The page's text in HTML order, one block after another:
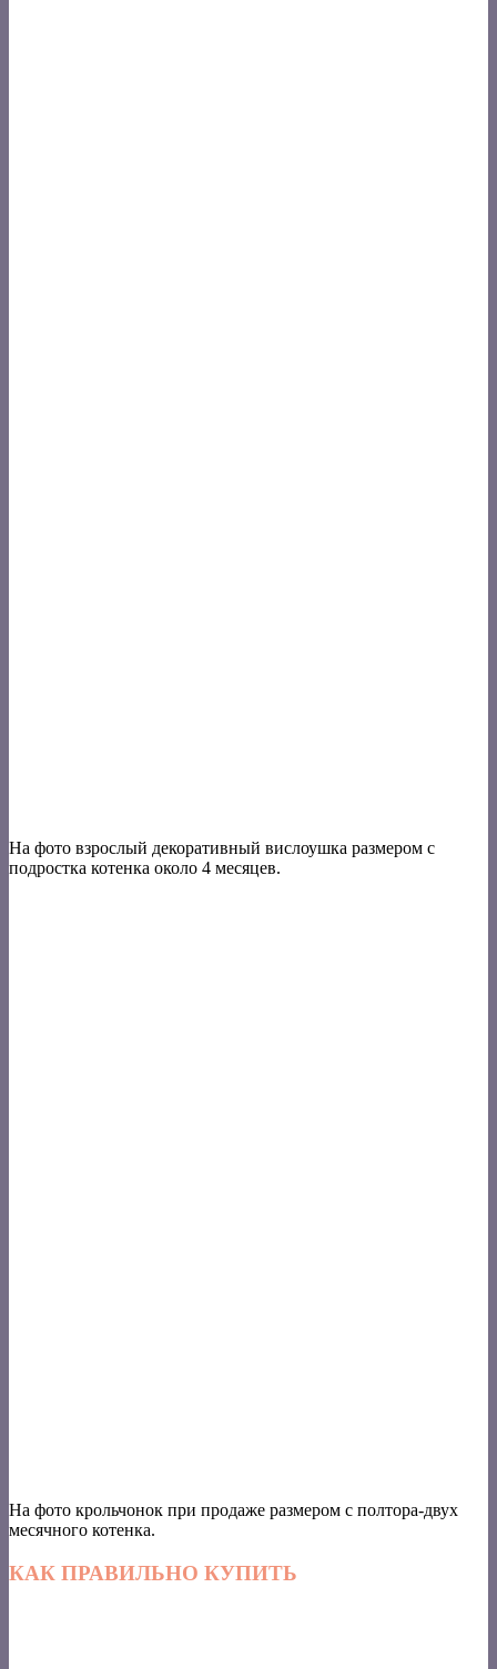
На фото взрослый декоративный вислоушка размером с
подростка котенка около 4 месяцев.
На фото крольчонок при продаже размером с полтора-двух
месячного котенка.
КАК ПРАВИЛЬНО КУПИТЬ